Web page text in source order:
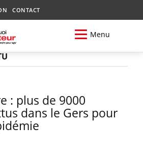
CONTACT
Menu
: plus de 9000
dans le Gers pour